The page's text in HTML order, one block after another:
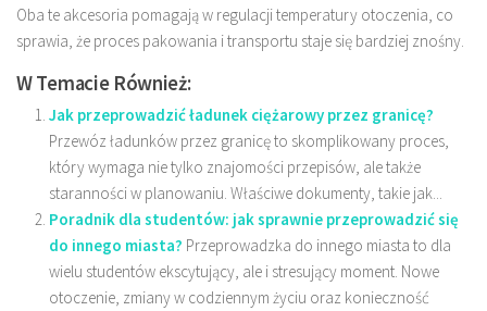
Oba te akcesoria pomagają w regulacji temperatury otoczenia, co
sprawia, że proces pakowania i transportu staje się bardziej znośny.
W Temacie Również:
Jak przeprowadzić ładunek ciężarowy przez granicę?
Przewóz ładunków przez granicę to skomplikowany proces,
który wymaga nie tylko znajomości przepisów, ale także
staranności w planowaniu. Właściwe dokumenty, takie jak...
Poradnik dla studentów: jak sprawnie przeprowadzić się
do innego miasta? Przeprowadzka do innego miasta to dla
wielu studentów ekscytujący, ale i stresujący moment. Nowe
otoczenie, zmiany w codziennym życiu oraz konieczność